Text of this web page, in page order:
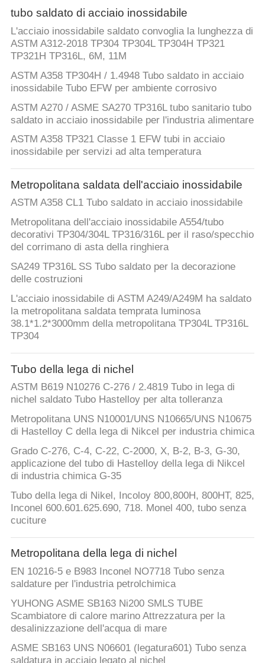
tubo saldato di acciaio inossidabile
L'acciaio inossidabile saldato convoglia la lunghezza di
ASTM A312-2018 TP304 TP304L TP304H TP321
TP321H TP316L, 6M, 11M
ASTM A358 TP304H / 1.4948 Tubo saldato in acciaio
inossidabile Tubo EFW per ambiente corrosivo
ASTM A270 / ASME SA270 TP316L tubo sanitario tubo
saldato in acciaio inossidabile per l'industria alimentare
ASTM A358 TP321 Classe 1 EFW tubi in acciaio
inossidabile per servizi ad alta temperatura
Metropolitana saldata dell'acciaio inossidabile
ASTM A358 CL1 Tubo saldato in acciaio inossidabile
Metropolitana dell'acciaio inossidabile A554/tubo
decorativi TP304/304L TP316/316L per il raso/specchio
del corrimano di asta della ringhiera
SA249 TP316L SS Tubo saldato per la decorazione
delle costruzioni
L'acciaio inossidabile di ASTM A249/A249M ha saldato
la metropolitana saldata temprata luminosa
38.1*1.2*3000mm della metropolitana TP304L TP316L
TP304
Tubo della lega di nichel
ASTM B619 N10276 C-276 / 2.4819 Tubo in lega di
nichel saldato Tubo Hastelloy per alta tolleranza
Metropolitana UNS N10001/UNS N10665/UNS N10675
di Hastelloy C della lega di Nikcel per industria chimica
Grado C-276, C-4, C-22, C-2000, X, B-2, B-3, G-30,
applicazione del tubo di Hastelloy della lega di Nikcel
di industria chimica G-35
Tubo della lega di Nikel, Incoloy 800,800H, 800HT, 825,
Inconel 600.601.625.690, 718. Monel 400, tubo senza
cuciture
Metropolitana della lega di nichel
EN 10216-5 e B983 Inconel NO7718 Tubo senza
saldature per l'industria petrolchimica
YUHONG ASME SB163 Ni200 SMLS TUBE
Scambiatore di calore marino Attrezzatura per la
desalinizzazione dell'acqua di mare
ASME SB163 UNS N06601 (legatura601) Tubo senza
saldatura in acciaio legato al nichel